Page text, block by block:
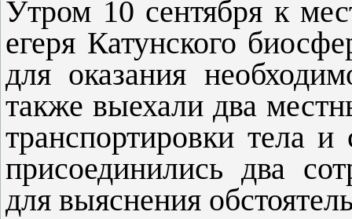
Утром 10 сентября к
егеря Катунского
для оказания
также выехали два
транспортировки тела
присоединились два
для выяснения